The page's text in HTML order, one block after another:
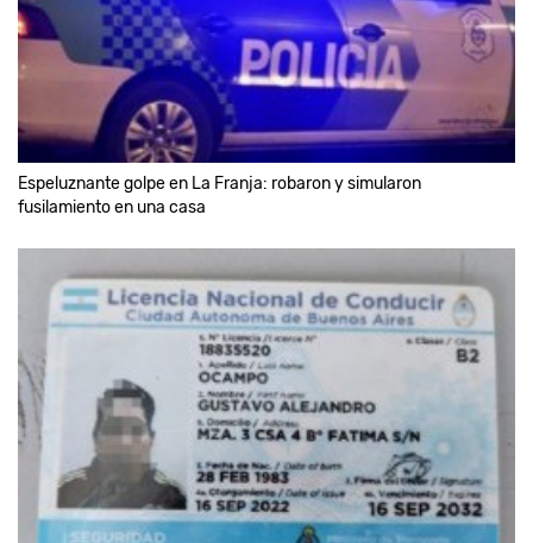
Espeluznante golpe en La Franja: robaron y simularon
fusilamiento en una casa